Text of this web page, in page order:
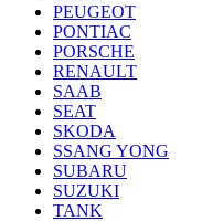
PEUGEOT
PONTIAC
PORSCHE
RENAULT
SAAB
SEAT
SKODA
SSANG YONG
SUBARU
SUZUKI
TANK